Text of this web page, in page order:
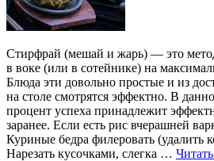
Стирфрай (мешай и жарь) — это
в воке (или в сотейнике) на
Блюда эти довольно простые и из
на столе смотрятся эффектно. В
процент успеха принадлежит
заранее. Если есть рис вчерашней
Куриные бедра филеровать (удалить
Нарезать кусочками, слегка …